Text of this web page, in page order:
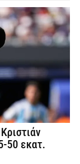
50 εκατ.